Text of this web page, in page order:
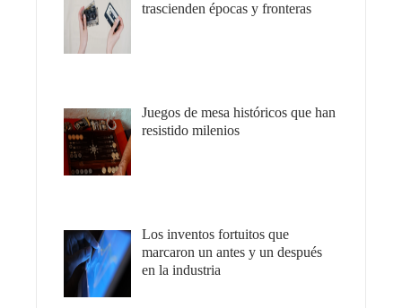
trascienden épocas y fronteras
Juegos de mesa históricos que han
resistido milenios
Los inventos fortuitos que
marcaron un antes y un después
en la industria